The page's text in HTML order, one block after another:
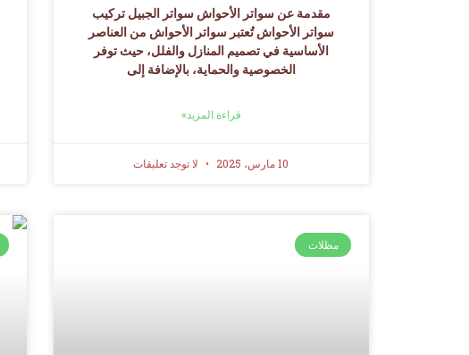
مقدمة عن سواتر الأحواش سواتر الجبيل تركيب
سواتر الأحواش تُعتبر سواتر الأحواش من العناصر
الأساسية في تصميم المنازل والفلل، حيث توفر
الخصوصية والحماية، بالإضافة إلى
قراءة المزيد»
10 مارس، 2025 لا توجد تعليقات
مظلات